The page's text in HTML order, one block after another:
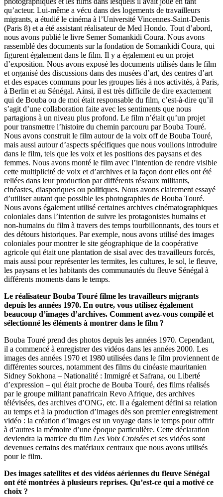
qu’acteur. Lui-même a vécu dans des logements de travailleurs
migrants, a étudié le cinéma à l’Université Vincennes-Saint-Denis
(Paris 8) et a été assistant réalisateur de Med Hondo. Tout d’abord,
nous avons publié le livre Semer Somankidi Coura. Nous avons
rassemblé des documents sur la fondation de Somankidi Coura, qui
figurent également dans le film. Il y a également eu un projet
d’exposition. Nous avons exposé les documents utilisés dans le film
et organisé des discussions dans des musées d’art, des centres d’art
et des espaces communs pour les groupes liés à nos activités, à Paris,
à Berlin et au Sénégal. Ainsi, il est très difficile de dire exactement
qui de Bouba ou de moi était responsable du film, c’est-à-dire qu’il
s’agit d’une collaboration faite avec les sentiments que nous
partagions à un niveau plus profond. Le film n’était qu’un projet
pour transmettre l’histoire du chemin parcouru par Bouba Touré.
Nous avons construit le film autour de la voix off de Bouba Touré,
mais aussi autour d’aspects spécifiques que nous voulions introduire
dans le film, tels que les voix et les positions des paysans et des
femmes. Nous avons monté le film avec l’intention de rendre visible
cette multiplicité de voix et d’archives et la façon dont elles ont été
reliées dans leur production par différents réseaux militants,
cinéastes, diasporiques ou politiques. Nous avons clairement essayé
d’utiliser autant que possible les photographies de Bouba Touré.
Nous avons également utilisé certaines archives cinématographiques
coloniales dans l’intention de suivre les protagonistes humains et
non-humains du film à travers des temps tourbillonnants, des tours et
des détours historiques. Par exemple, nous avons utilisé des images
coloniales pour montrer le site géographique de la coopérative
agricole qui était une plantation de sisal avec des travailleurs forcés,
mais aussi pour représenter les termites, les cultures, le sol, le fleuve,
les paysans et les habitants des communautés du fleuve Sénégal à
différents moments dans le temps.
Le réalisateur Bouba Touré filme les travailleurs migrants
depuis les années 1970. En outre, vous utilisez également
beaucoup d’images d’archives. Comment avez-vous compilé et
sélectionné les éléments à montrer dans le film ?
Bouba Touré prend des photos depuis les années 1970. Cependant,
il a commencé à enregistrer des vidéos dans les années 2000. Les
images des années 1970 et 1980 utilisées dans le film proviennent de
différentes sources, notamment des films du cinéaste mauritanien
Sidney Sokhona – Nationalité : Immigré et Safrana, ou Liberté
d’expression – qui était proche de Bouba Touré, des films réalisés
par le groupe militant panafricain Revo Afrique, des archives
télévisées, des archives d’ONG, etc. Il a également défini sa relation
au temps et à la production d’images dès son premier enregistrement
vidéo : la création d’images est un voyage dans le temps pour offrir
à d’autres la mémoire d’une époque particulière. Cette déclaration
deviendra la matrice du film Les Voix Croisées et ses vidéos sont
devenues certains des matériaux centraux que nous avons utilisés
pour le film.
Des images satellites et des vidéos aériennes du fleuve Sénégal
ont été montrées à plusieurs reprises. Qu’est-ce qui a motivé ce
choix ?